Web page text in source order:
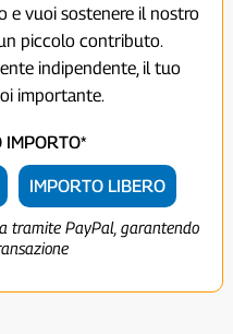
e vuoi sostenere il nostro
piccolo contributo.
indipendente, il tuo
importante.
IMPORTO*
IMPORTO LIBERO
tramite PayPal, garantendo